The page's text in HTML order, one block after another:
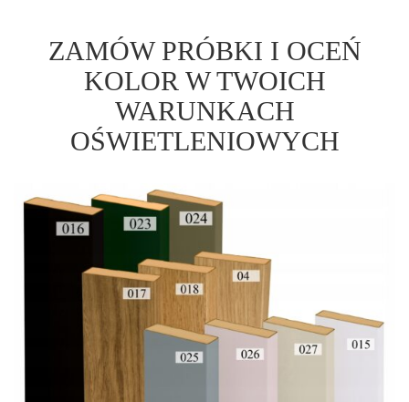
ZAMÓW PRÓBKI I OCEŃ
KOLOR W TWOICH
WARUNKACH
OŚWIETLENIOWYCH